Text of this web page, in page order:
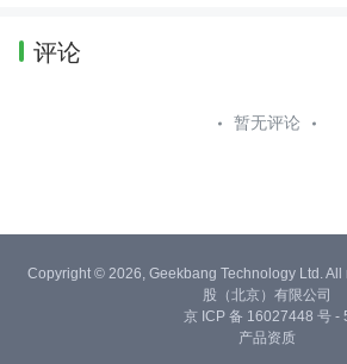
评论
暂无评论
Copyright © 2026, Geekbang Technology Ltd. All
股（北京）有限公司
京 ICP 备 16027448 号 -
产品资质